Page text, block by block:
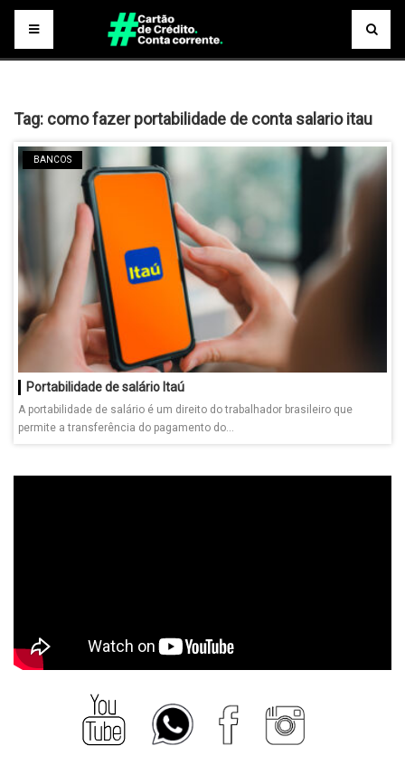
Tag: como fazer portabilidade de conta salario itau
BANCOS
Portabilidade de salário Itaú
A portabilidade de salário é um direito do trabalhador brasileiro que
permite a transferência do pagamento do...